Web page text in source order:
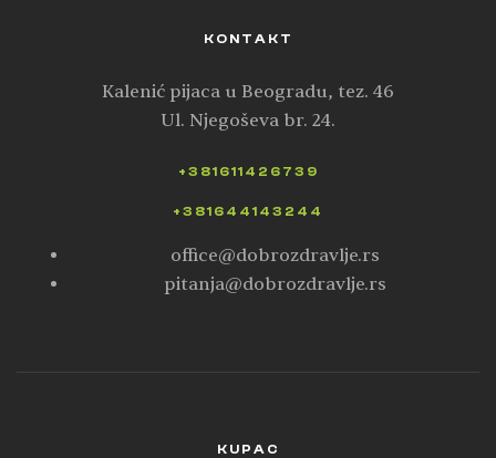
KUPAC
KONTAKT
Kalenić pijaca u Beogradu, tez. 46
Ul. Njegoševa br. 24.
+381611426739
+381644143244
office@dobrozdravlje.rs
pitanja@dobrozdravlje.rs